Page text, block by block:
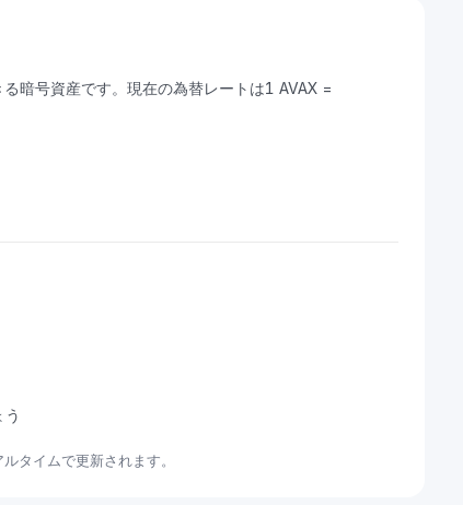
暗号資産です。現在の為替レートは1 AVAX =
タイムで更新されます。